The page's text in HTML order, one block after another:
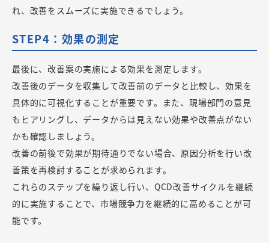
れ、改善をスムーズに実施できるでしょう。
STEP4：効果の測定
最後に、改善案の実施による効果を測定します。
改善後のデータを収集して改善前のデータと比較し、効果を
具体的に可視化することが重要です。また、現場部門の意見
もヒアリングし、データからは見えない効果や改善点がない
かも確認しましょう。
改善の前後で効果が期待通りでない場合、原因分析を行い改
善策を再検討することが求められます。
これらのステップを繰り返し行い、QCD改善サイクルを継続
的に実施することで、市場競争力を継続的に高めることが可
能です。